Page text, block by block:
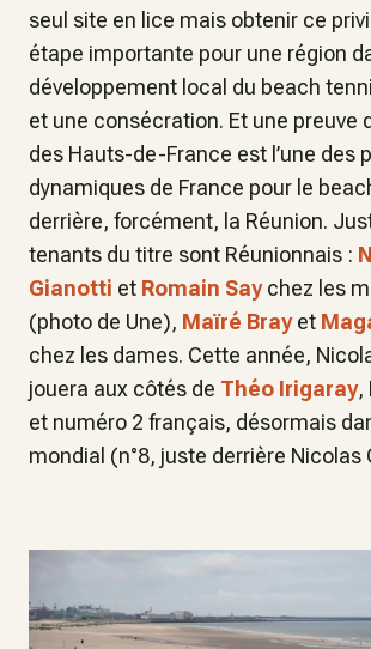
seul site en lice mais obtenir ce
étape importante pour une région
développement local du beach
et une consécration. Et une preuve
des Hauts-de-France est l’une des
dynamiques de France pour le
derrière, forcément, la Réunion.
tenants du titre sont Réunionnais :
Gianotti et Romain Saychez les
(photo de Une), Maïré Brayet
chez les dames. Cette année,
jouera aux côtés de Théo Irigaray,
et numéro 2 français, désormais
mondial (n°8, juste derrière Nicolas